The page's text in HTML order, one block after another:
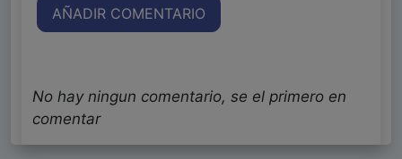
AÑADIR COMENTARIO
No hay ningun comentario, se el primero en
comentar